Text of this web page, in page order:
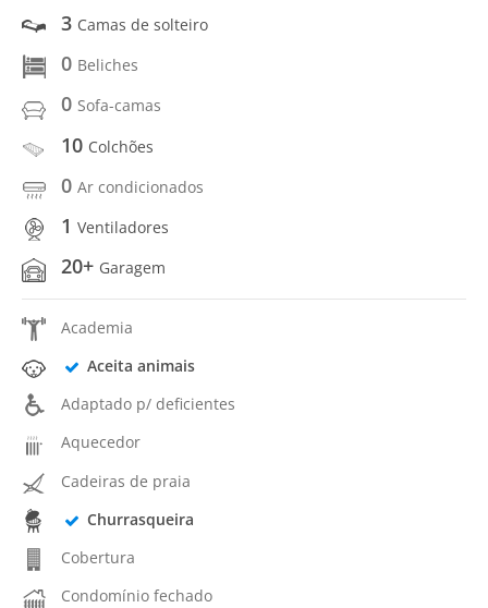
3 Camas de solteiro
0 Beliches
0 Sofa-camas
10 Colchões
0 Ar condicionados
1 Ventiladores
20+ Garagem
Academia
Aceita animais
Adaptado p/ deficientes
Aquecedor
Cadeiras de praia
Churrasqueira
Cobertura
Condomínio fechado